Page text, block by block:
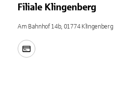
Filiale Klingenberg
Am Bahnhof 14b, 01774 Klingenberg